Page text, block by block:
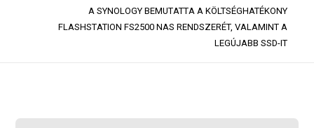
A SYNOLOGY BEMUTATTA A KÖLTSÉGHATÉKONY
FLASHSTATION FS2500 NAS RENDSZERÉT, VALAMINT A
LEGÚJABB SSD-IT